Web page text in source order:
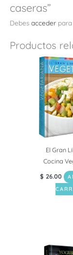
caseras”
Debes acceder
Productos
El Gran
Cocina
$ 26.00